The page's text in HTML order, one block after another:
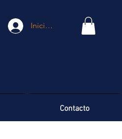
Iniciar sesión
Contacto